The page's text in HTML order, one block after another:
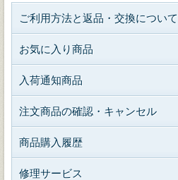
ご利用方法と返品・交換について
お気に入り商品
入荷通知商品
注文商品の確認・キャンセル
商品購入履歴
修理サービス